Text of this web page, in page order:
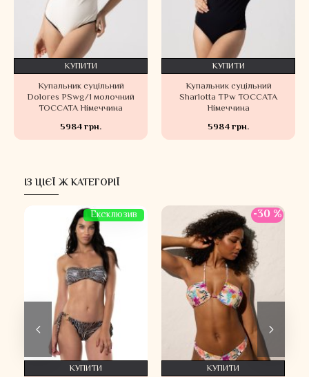
Купальник суцільний
Dolores PSwg/1 молочний
TOCCATA Німеччина
5984 грн.
КУПИТИ
Купальник суцільний
Sharlotta TPw TOCCATA
Німеччина
5984 грн.
КУПИТИ
ІЗ ЦІЄЇ Ж КАТЕГОРІЇ
Ексклюзив
КУПИТИ
-30 %
КУПИТИ